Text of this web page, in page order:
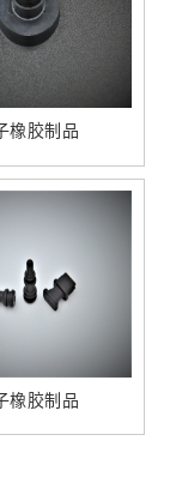
橡胶制品
橡胶制品